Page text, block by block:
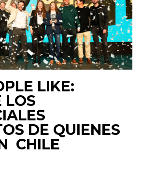
LIKE:
LOS
DE QUIENES
CHILE